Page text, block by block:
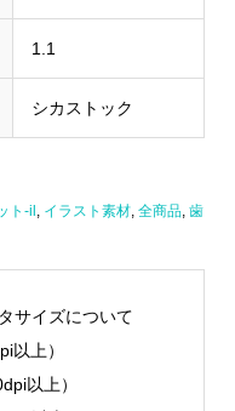
1.1
シカストック
ト-il イラスト素材, 全商品, 歯
サイズについて
以上）
以上）